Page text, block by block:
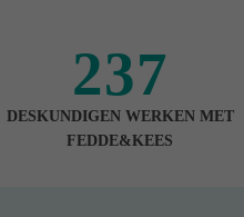
237
DESKUNDIGEN WERKEN MET
FEDDE&KEES